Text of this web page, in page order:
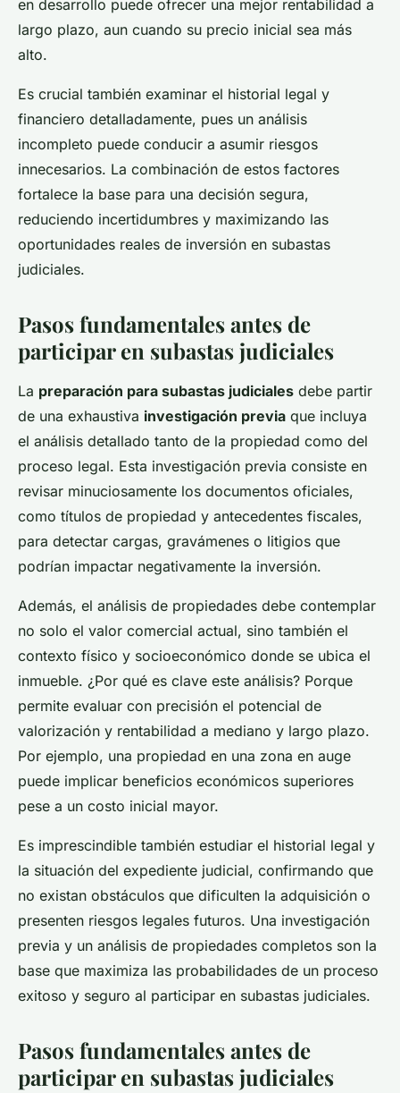
en desarrollo puede ofrecer una mejor rentabilidad a
largo plazo, aun cuando su precio inicial sea más
alto.
Es crucial también examinar el historial legal y
financiero detalladamente, pues un análisis
incompleto puede conducir a asumir riesgos
innecesarios. La combinación de estos factores
fortalece la base para una decisión segura,
reduciendo incertidumbres y maximizando las
oportunidades reales de inversión en subastas
judiciales.
Pasos fundamentales antes de
participar en subastas judiciales
La preparación para subastas judiciales debe partir
de una exhaustiva investigación previa que incluya
el análisis detallado tanto de la propiedad como del
proceso legal. Esta investigación previa consiste en
revisar minuciosamente los documentos oficiales,
como títulos de propiedad y antecedentes fiscales,
para detectar cargas, gravámenes o litigios que
podrían impactar negativamente la inversión.
Además, el análisis de propiedades debe contemplar
no solo el valor comercial actual, sino también el
contexto físico y socioeconómico donde se ubica el
inmueble. ¿Por qué es clave este análisis? Porque
permite evaluar con precisión el potencial de
valorización y rentabilidad a mediano y largo plazo.
Por ejemplo, una propiedad en una zona en auge
puede implicar beneficios económicos superiores
pese a un costo inicial mayor.
Es imprescindible también estudiar el historial legal y
la situación del expediente judicial, confirmando que
no existan obstáculos que dificulten la adquisición o
presenten riesgos legales futuros. Una investigación
previa y un análisis de propiedades completos son la
base que maximiza las probabilidades de un proceso
exitoso y seguro al participar en subastas judiciales.
Pasos fundamentales antes de
participar en subastas judiciales